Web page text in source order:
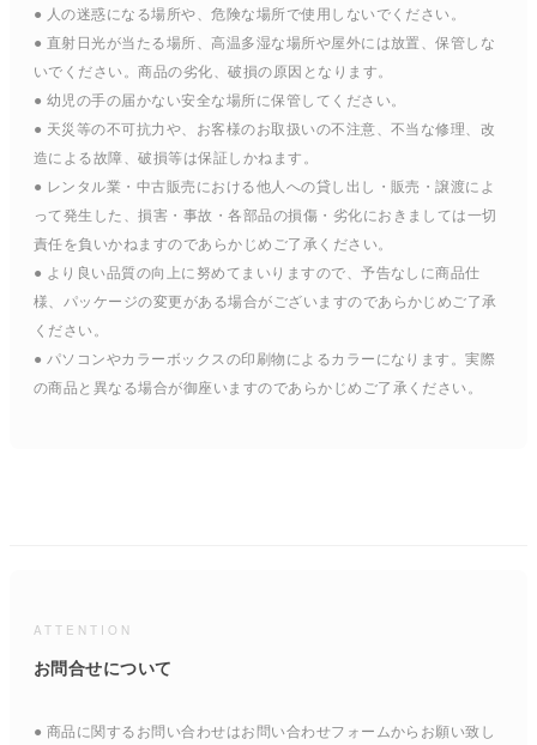
● 人の迷惑になる場所や、危険な場所で使用しないでください。
● 直射日光が当たる場所、高温多湿な場所や屋外には放置、保管しな
いでください。商品の劣化、破損の原因となります。
● 幼児の手の届かない安全な場所に保管してください。
● 天災等の不可抗力や、お客様のお取扱いの不注意、不当な修理、改
造による故障、破損等は保証しかねます。
● レンタル業・中古販売における他人への貸し出し・販売・譲渡によ
って発生した、損害・事故・各部品の損傷・劣化におきましては一切
責任を負いかねますのであらかじめご了承ください。
● より良い品質の向上に努めてまいりますので、予告なしに商品仕
様、パッケージの変更がある場合がございますのであらかじめご了承
ください。
● パソコンやカラーボックスの印刷物によるカラーになります。実際
の商品と異なる場合が御座いますのであらかじめご了承ください。
ATTENTION
お問合せについて
● 商品に関するお問い合わせはお問い合わせフォームからお願い致し